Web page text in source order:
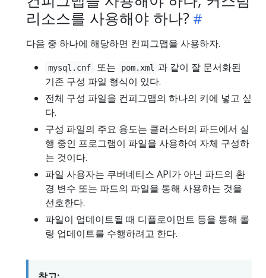
리소스를 사용해야 하나?
다음 중 하나에 해당하면 컨피그맵을 사용하자.
mysql.cnf 또는 pom.xml
과 같이 잘 문서화된
기존 구성 파일 형식이 있다.
전체 구성 파일을 컨피그맵의 하나의 키에 넣고 싶
다.
구성 파일의 주요 용도는 클러스터의 파드에서 실
행 중인 프로그램이 파일을 사용하여 자체 구성하
는 것이다.
파일 사용자는 쿠버네티스 API가 아닌 파드의 환
경 변수 또는 파드의 파일을 통해 사용하는 것을
선호한다.
파일이 업데이트될 때 디플로이먼트 등을 통해 롤
링 업데이트를 수행하려고 한다.